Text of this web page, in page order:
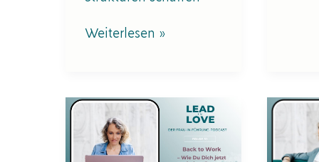
Weiterlesen »
#31
Deine
Struktur
für
#19